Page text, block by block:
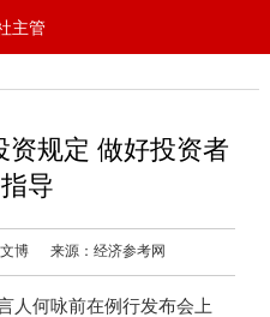
主管
规定 做好投资者
导
博 来源：经济参考网
人何咏前在例行发布会上